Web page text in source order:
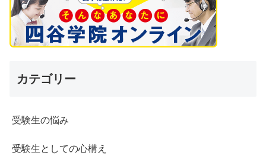
カテゴリー
受験生の悩み
受験生としての心構え